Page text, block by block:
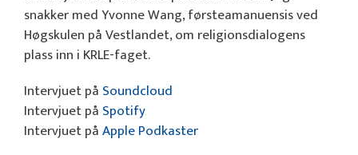
snakker med Yvonne Wang, førsteamanuensis ved
Høgskulen på Vestlandet, om religionsdialogens
plass inn i KRLE-faget.
Intervjuet på Soundcloud
Intervjuet på Spotify
Intervjuet påApple Podkaster